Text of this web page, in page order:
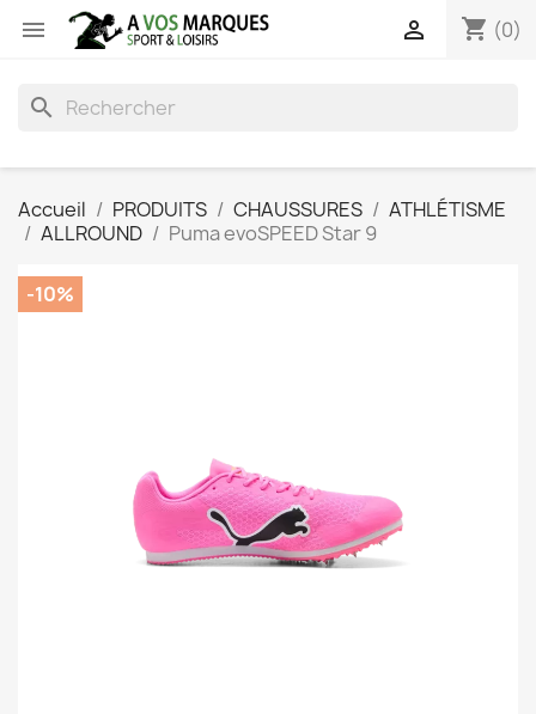
 shopping_cart (0)

search
Accueil PRODUITS CHAUSSURES
ATHLÉTISME
ALLROUND
Puma evoSPEED Star 9
-10%